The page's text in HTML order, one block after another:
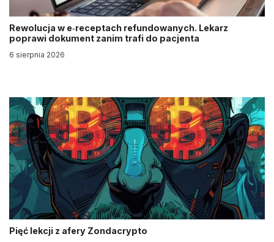
Rewolucja w e‑receptach refundowanych. Lekarz
poprawi dokument zanim trafi do pacjenta
6 sierpnia 2026
Pięć lekcji z afery Zondacrypto